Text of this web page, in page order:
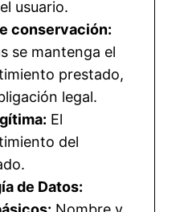
usuario.
conservación:
se mantenga el
prestado,
legal.
El
del
de Datos: